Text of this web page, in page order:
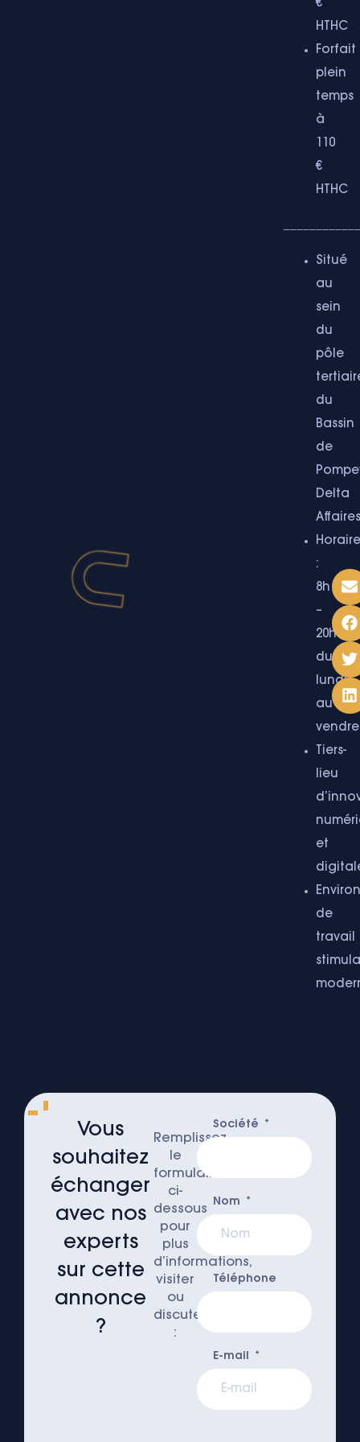
€
HTHC
Forfait
plein
temps
à
110
€
HTHC
Situé
au
sein
du
pôle
du
Bassin
de
Delta
:
8h
–
20h
du
lundi
au
Tiers-
lieu
et
de
travail
Vous
souhaitez
échanger
avec nos
experts
sur cette
annonce
?
Remplissez
le
formulaire
ci-
dessous
pour
plus
d’informations,
visiter
ou
discuter
:
Société
Nom
Téléphone
E-mail